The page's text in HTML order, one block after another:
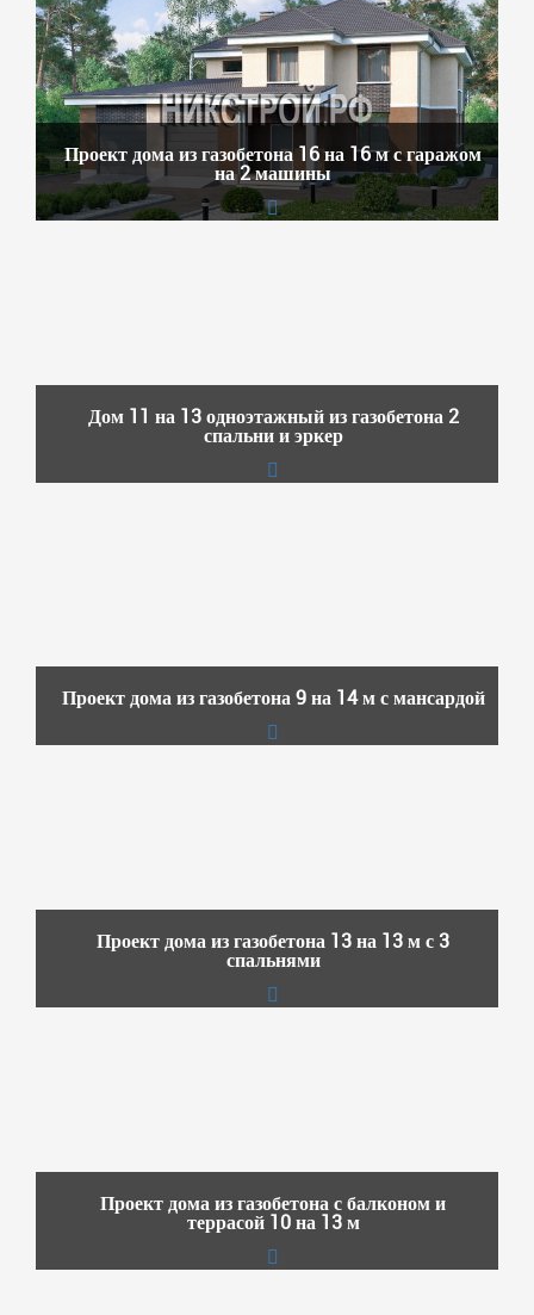
Проект дома из газобетона 16 на 16 м с гаражом
на 2 машины
Дом 11 на 13 одноэтажный из газобетона 2
спальни и эркер
Проект дома из газобетона 9 на 14 м с мансардой
Проект дома из газобетона 13 на 13 м с 3
спальнями
Проект дома из газобетона с балконом и
террасой 10 на 13 м